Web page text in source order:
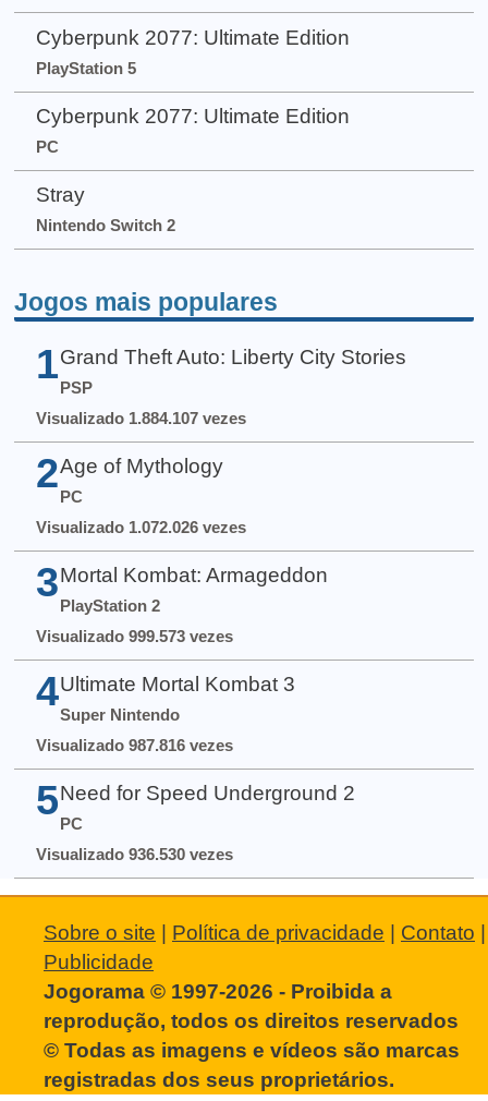
Cyberpunk 2077: Ultimate Edition
PlayStation 5
Cyberpunk 2077: Ultimate Edition
PC
Stray
Nintendo Switch 2
Jogos mais populares
1 Grand Theft Auto: Liberty City Stories
PSP
Visualizado 1.884.107 vezes
2 Age of Mythology
PC
Visualizado 1.072.026 vezes
3 Mortal Kombat: Armageddon
PlayStation 2
Visualizado 999.573 vezes
4 Ultimate Mortal Kombat 3
Super Nintendo
Visualizado 987.816 vezes
5 Need for Speed Underground 2
PC
Visualizado 936.530 vezes
Sobre o site Política de privacidade Contato
Publicidade
Jogorama © 1997-2026 - Proibida a
reprodução, todos os direitos reservados
© Todas as imagens e vídeos são marcas
registradas dos seus proprietários.